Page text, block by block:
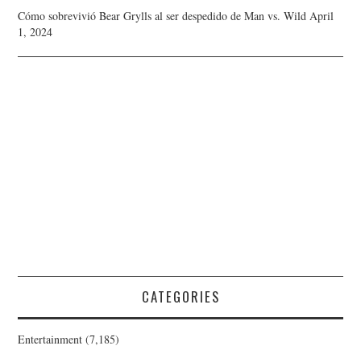
Cómo sobrevivió Bear Grylls al ser despedido de Man vs. Wild April
1, 2024
CATEGORIES
Entertainment (7,185)